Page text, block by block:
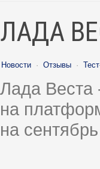
ЛАДА
Новости · Отзывы ·
Лада Веста
на
на